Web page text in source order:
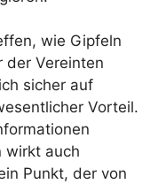
wie Gipfeln
der Vereinten
sicher auf
Vorteil.
wirkt auch
Punkt, der von